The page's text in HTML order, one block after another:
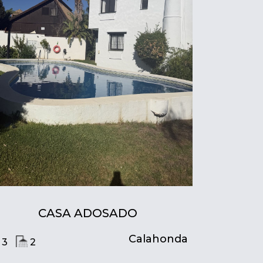
CASA ADOSADO
3 2 Calahonda